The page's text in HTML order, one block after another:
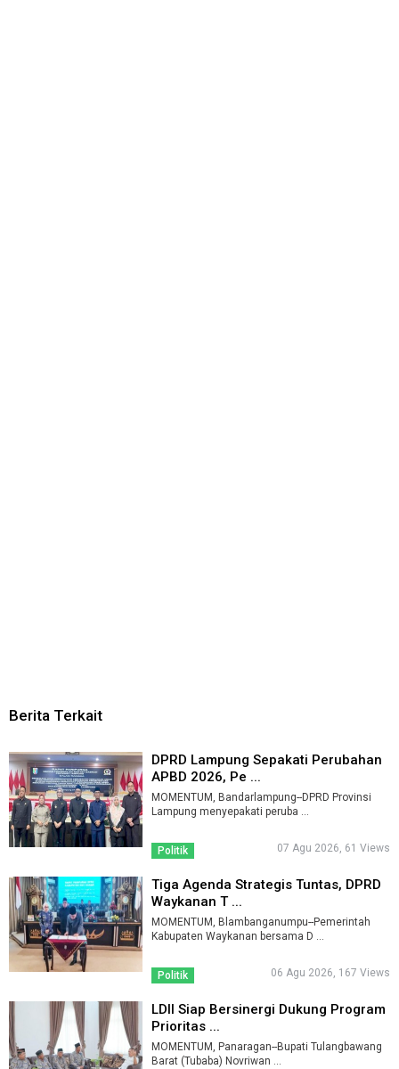
Berita Terkait
DPRD Lampung Sepakati Perubahan
APBD 2026, Pe ...
MOMENTUM, Bandarlampung--DPRD Provinsi
Lampung menyepakati peruba ...
Politik 07 Agu 2026, 61 Views
Tiga Agenda Strategis Tuntas, DPRD
Waykanan T ...
MOMENTUM, Blambanganumpu--Pemerintah
Kabupaten Waykanan bersama D ...
Politik 06 Agu 2026, 167 Views
LDII Siap Bersinergi Dukung Program
Prioritas ...
MOMENTUM, Panaragan--Bupati Tulangbawang
Barat (Tubaba) Novriwan ...